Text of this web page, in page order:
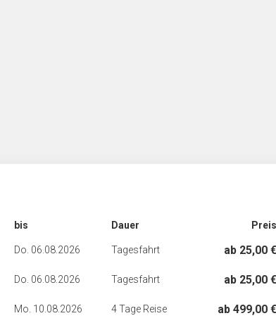
bis Dauer Preis
Do. 06.08.2026 Tagesfahrt ab 25,00 €
Do. 06.08.2026 Tagesfahrt ab 25,00 €
Mo. 10.08.2026 4 Tage Reise ab 499,00 €